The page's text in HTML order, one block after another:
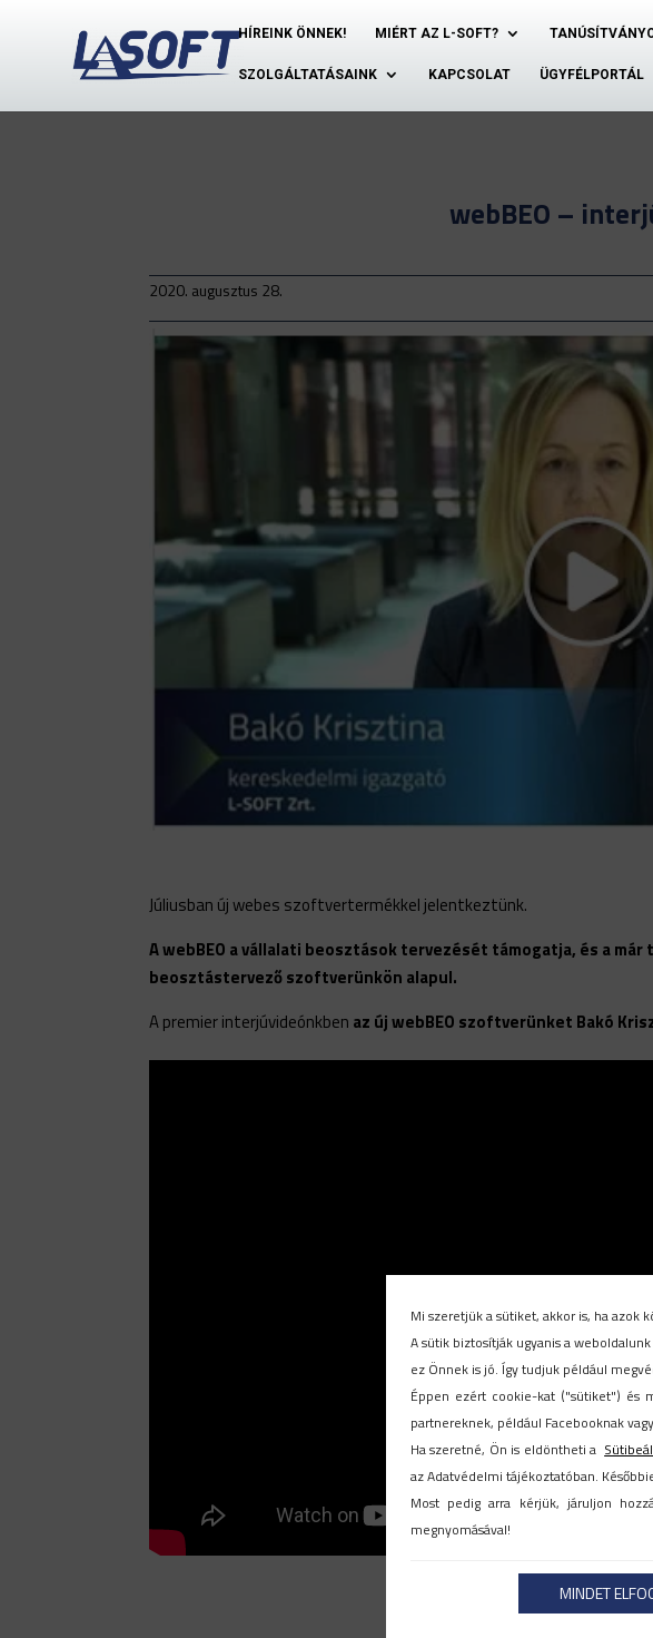
HÍREINK ÖNNEK! MIÉRT AZ L-SOFT?
SZOLGÁLTATÁSAINK KAPCSOLAT ÜGYFÉLPORTÁL
webBEO –
2020. augusztus 28.
Júliusban új webes szoftvertermékkel jelentkeztünk.
A webBEO a vállalati beosztások tervezését támogatja, és a
beosztástervező szoftverünkön alapul.
A premier interjúvideónkben az új webBEO szoftverünket Bakó
Mi szeretjük a sütiket, akkor is, ha azok
A sütik biztosítják ugyanis a
ez Önnek is jó. Így tudjuk például
Éppen ezért cookie-kat ("sütiket") és
partnereknek, például Facebooknak
Ha szeretné, Ön is eldöntheti a
az Adatvédelmi tájékoztatóban.
Most pedig arra kérjük, járuljon
megnyomásával!
MINDET